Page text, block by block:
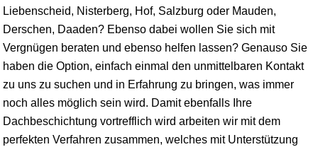
Liebenscheid, Nisterberg, Hof, Salzburg oder Mauden,
Derschen, Daaden? Ebenso dabei wollen Sie sich mit
Vergnügen beraten und ebenso helfen lassen? Genauso Sie
haben die Option, einfach einmal den unmittelbaren Kontakt
zu uns zu suchen und in Erfahrung zu bringen, was immer
noch alles möglich sein wird. Damit ebenfalls Ihre
Dachbeschichtung vortrefflich wird arbeiten wir mit dem
perfekten Verfahren zusammen, welches mit Unterstützung